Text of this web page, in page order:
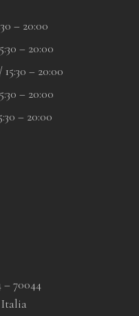
– 20:00
– 20:00
– 20:00
– 20:00
– 20:00
– 70044
Italia